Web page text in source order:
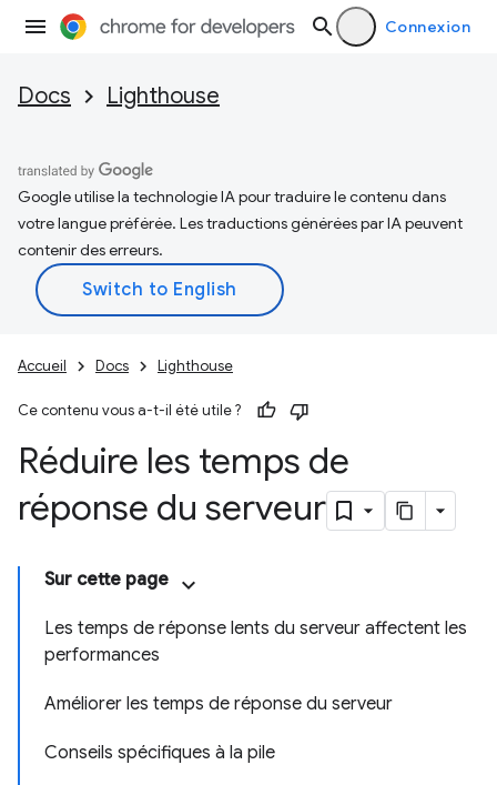
Connexion
Docs Lighthouse
Google utilise la technologie IA pour traduire le contenu dans
votre langue préférée. Les traductions générées par IA peuvent
contenir des erreurs.
Accueil Docs Lighthouse
Ce contenu vous a-t-il été utile ?
Réduire les temps de
réponse du serveur
Sur cette page
Les temps de réponse lents du serveur affectent les
performances
Améliorer les temps de réponse du serveur
Conseils spécifiques à la pile